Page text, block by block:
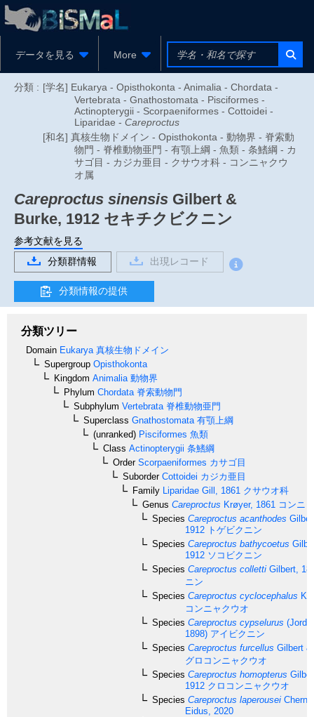
データを見る More
分類 : [学名] Eukarya - Opisthokonta - Animalia - Chordata -
Vertebrata - Gnathostomata - Pisciformes -
Actinopterygii - Scorpaeniformes - Cottoidei -
Liparidae - Careproctus
[和名] 真核生物ドメイン - Opisthokonta - 動物界 - 脊索動
物門 - 脊椎動物亜門 - 有顎上綱 - 魚類 - 条鰭綱 - カ
サゴ目 - カジカ亜目 - クサウオ科 - コンニャクウ
オ属
Careproctus sinensis Gilbert &
Burke, 1912 セキチクビクニン
参考文献を見る
分類群情報
出現レコード
分類情報の提供
分類ツリー
Domain Eukarya 真核生物ドメイン
Supergroup Opisthokonta
Kingdom Animalia 動物界
Phylum Chordata 脊索動物門
Subphylum Vertebrata 脊椎動物亜門
Superclass Gnathostomata 有顎上綱
(unranked) Pisciformes 魚類
Class Actinopterygii 条鰭綱
OrderScorpaeniformes カサゴ目
SuborderCottoidei カジカ亜目
Family Liparidae Gill, 1861 クサウオ科
Genus Careproctus Krøyer, 1861 コンニ
Species Careproctus acanthodes
1912 トゲビクニン
Species Careproctus bathycoetus
1912 ソコビクニン
Species Careproctus colletti Gilbert,
ニン
Species Careproctus cyclocephalus
コンニャクウオ
Species Careproctus cypselurus
1898) アイビクニン
Species Careproctus furcellus Gilbert
グロコンニャクウオ
Species Careproctus homopterus
1912 クロコンニャクウオ
Species Careproctus laperousei
Eidus, 2020